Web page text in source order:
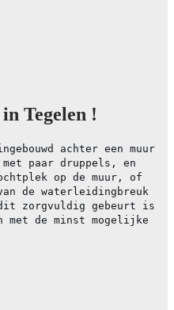
Tegelen !
achter een muur
paar druppels, en
op de muur, of
de waterleidingbreuk
zorgvuldig gebeurt is
de minst mogelijke